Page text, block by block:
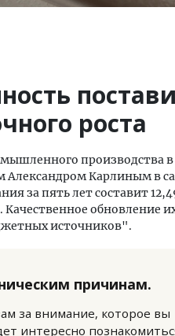
роста
производства в
Александром Карлиным в
за пять лет составит
обновление
источников".
причинам.
за внимание, которое вы
интересно